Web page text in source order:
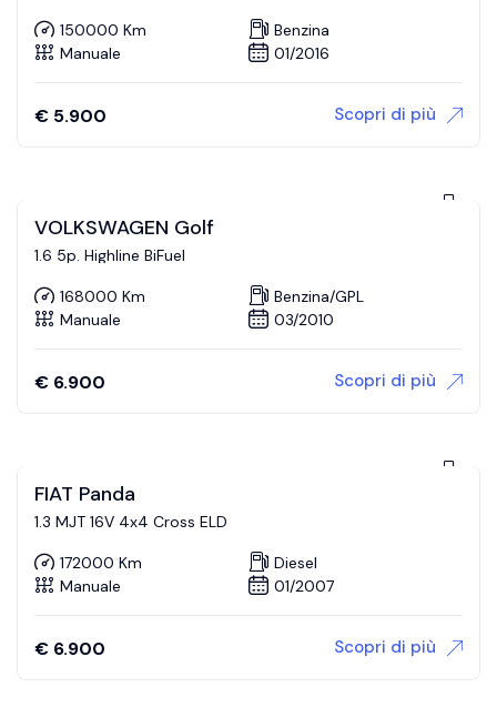
150000 Km
Benzina
Manuale
01/2016
€ 5.900 Scopri di più
VOLKSWAGEN Golf
1.6 5p. Highline BiFuel
168000 Km
Benzina/GPL
Manuale
03/2010
€ 6.900 Scopri di più
FIAT Panda
1.3 MJT 16V 4x4 Cross ELD
172000 Km
Diesel
Manuale
01/2007
€ 6.900 Scopri di più